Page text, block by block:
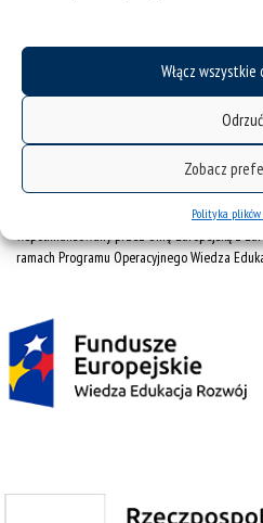
Włącz
Odrzuć
Zobacz
Polityka plików
tel. +48 32 359 22 22
Projekt Zintegrowany Program Rozwoju
współfinansowany przez Unię Europejską z
ramach Programu Operacyjnego Wiedza